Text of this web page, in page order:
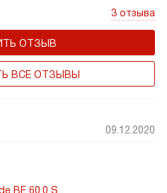
для вашей кухни.
3 отзыва
ОТЗЫВ
ВСЕ ОТЗЫВЫ
09.12.2020
BE 60.0 S